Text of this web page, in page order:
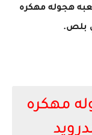
هجوله مهكره
بلص.
مهكره